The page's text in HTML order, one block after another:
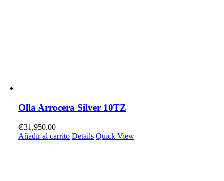
Olla Arrocera Silver 10TZ
₡31,950.00
Añadir al carrito Details Quick View